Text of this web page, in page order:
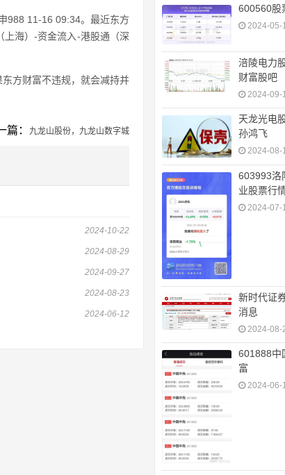
988 11-16 09:34。最近东方
海）-资金流入-港股通（深
方财富不违规，就会减持并
篇： 九龙山股份，九龙山数字城
2024-10-22
2024-08-29
2024-09-27
2024-08-23
2024-06-12
600560股
2024-05-
涪陵电力
财富股吧
2024-09-
天龙光电
孙鸿飞
2024-08-
603993洛
业股票行
2024-07-
新时代证
消息
2024-08-
601888中
富
2024-06-